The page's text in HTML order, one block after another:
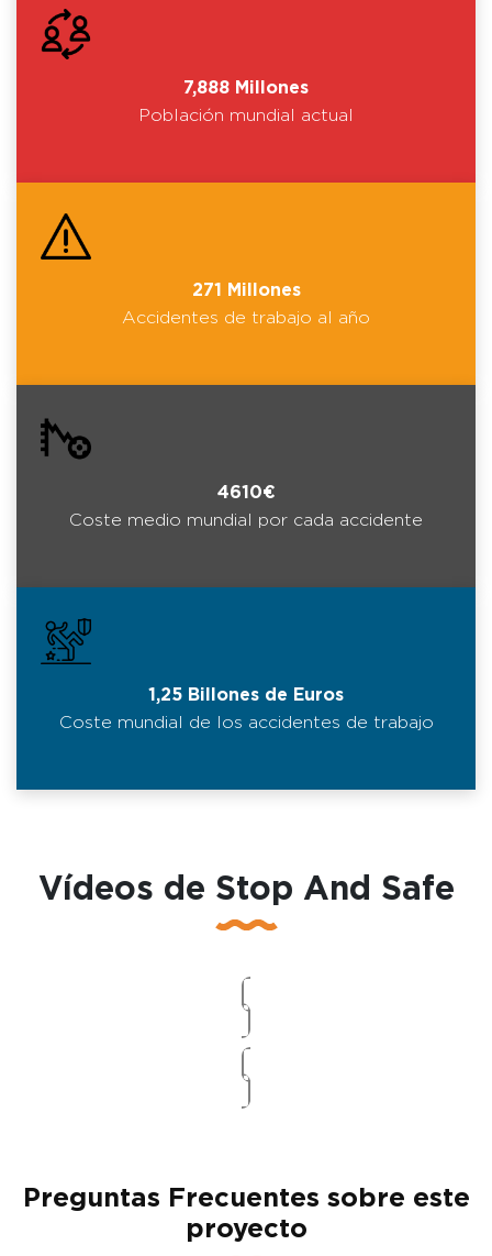
7,888 Millones
Población mundial actual
271 Millones
Accidentes de trabajo al año
4610€
Coste medio mundial por cada accidente
1,25 Billones de Euros
Coste mundial de los accidentes de trabajo
Vídeos de Stop And Safe
Preguntas Frecuentes sobre este
proyecto